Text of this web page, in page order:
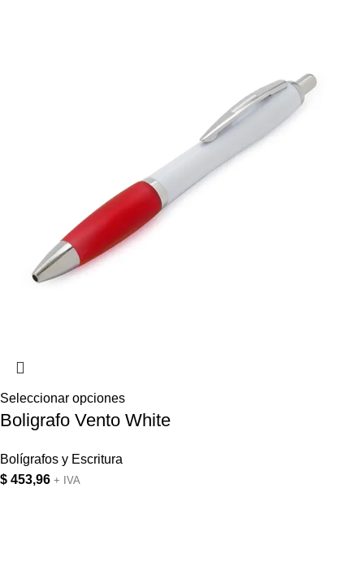
Seleccionar opciones
Boligrafo Vento White
Bolígrafos y Escritura
$ 453,96 + IVA